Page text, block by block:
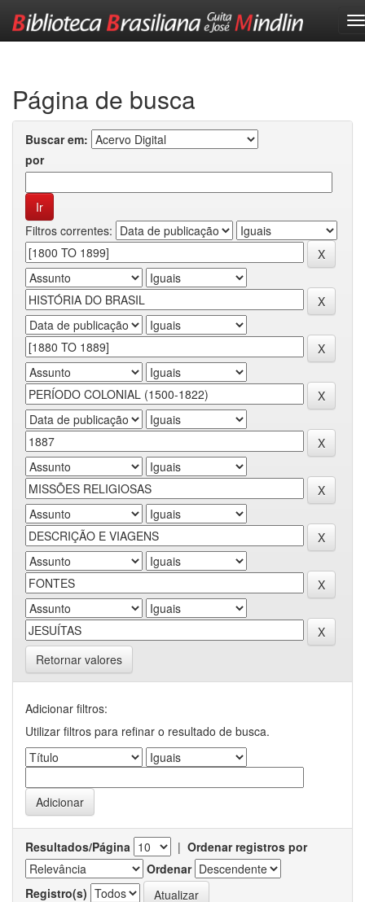
Página de busca
Buscar em:
por
Filtros correntes:
Retornar valores
Adicionar filtros:
Utilizar filtros para refinar o resultado de busca.
Resultados/Página | Ordenar registros por
Ordenar
Registro(s)